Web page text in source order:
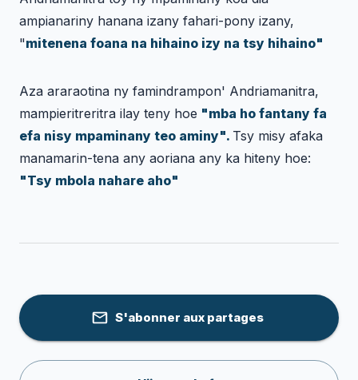
ampianariny hanana izany fahari-pony izany,
"mitenena foana na hihaino izy na tsy hihaino"
Aza araraotina ny famindrampon' Andriamanitra,
mampieritreritra ilay teny hoe "mba ho fantany fa
efa nisy mpaminany teo aminy". Tsy misy afaka
manamarin-tena any aoriana any ka hiteny hoe:
"Tsy mbola nahare aho"
S'abonner aux partages